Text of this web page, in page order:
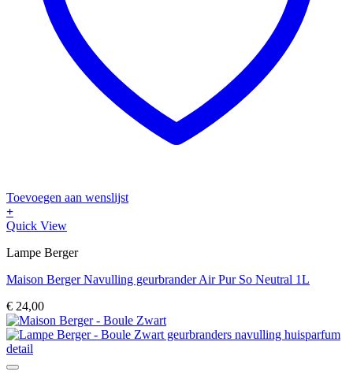
Toevoegen aan wenslijst
+
Quick View
Lampe Berger
Maison Berger Navulling geurbrander Air Pur So Neutral 1L
€ 24,00